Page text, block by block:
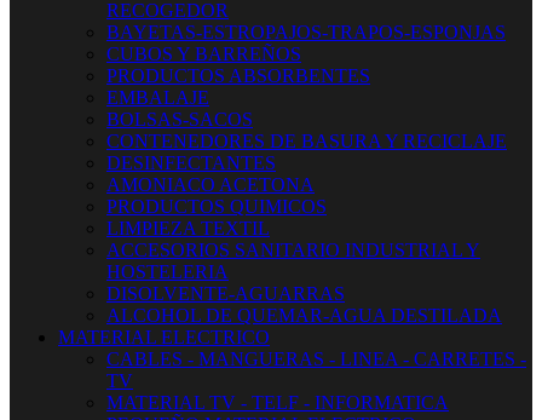
RECOGEDOR
BAYETAS-ESTROPAJOS-TRAPOS-ESPONJAS
CUBOS Y BARREÑOS
PRODUCTOS ABSORBENTES
EMBALAJE
BOLSAS-SACOS
CONTENEDORES DE BASURA Y RECICLAJE
DESINFECTANTES
AMONIACO ACETONA
PRODUCTOS QUIMICOS
LIMPIEZA TEXTIL
ACCESORIOS SANITARIO INDUSTRIAL Y
HOSTELERIA
DISOLVENTE-AGUARRAS
ALCOHOL DE QUEMAR-AGUA DESTILADA
MATERIAL ELECTRICO
CABLES - MANGUERAS - LINEA - CARRETES -
TV
MATERIAL TV - TELF - INFORMATICA